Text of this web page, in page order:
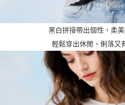
黑白拼接帶出個性，柔
輕鬆穿出休閒、俐落又